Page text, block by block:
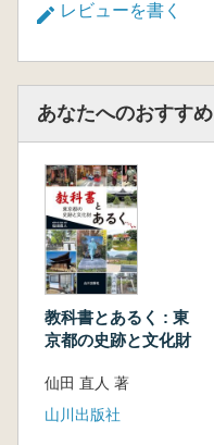
レビューを書く
あなたへのおすすめ
教科書とあるく : 東
京都の史跡と文化財
仙田 直人 著
山川出版社